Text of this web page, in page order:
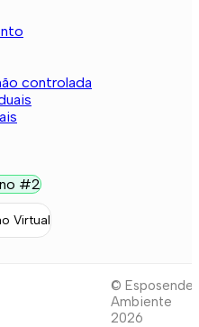
controlada
#2
Virtual
© Esposende
Ambiente
2026